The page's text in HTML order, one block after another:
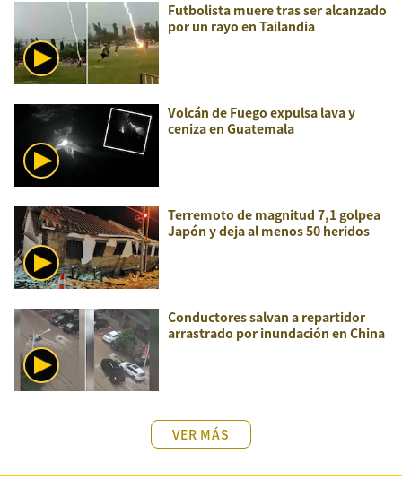
Futbolista muere tras ser alcanzado
por un rayo en Tailandia
Volcán de Fuego expulsa lava y
ceniza en Guatemala
Terremoto de magnitud 7,1 golpea
Japón y deja al menos 50 heridos
Conductores salvan a repartidor
arrastrado por inundación en China
VER MÁS